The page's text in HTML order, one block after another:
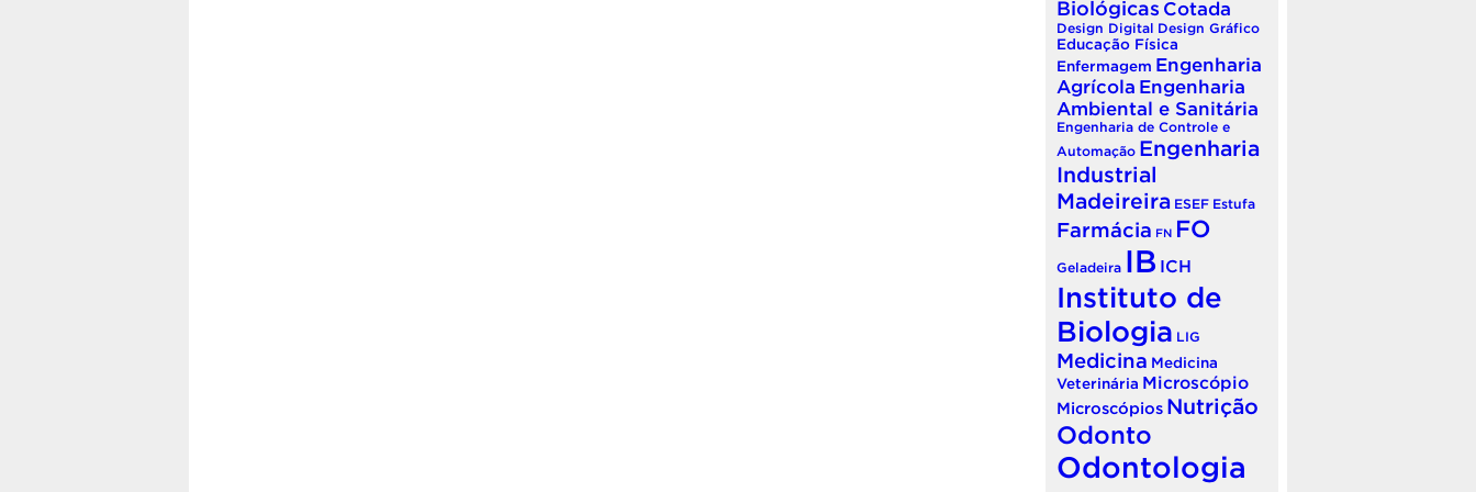
Biológicas Cotada
Design Digital Design Gráfico
Educação Física
Enfermagem Engenharia
Agrícola Engenharia
Ambiental e Sanitária
Engenharia de Controle e
Automação Engenharia
Industrial
Madeireira ESEF Estufa
Farmácia FN FO
Geladeira IB ICH
Instituto de
Biologia LIG
Medicina Medicina
Veterinária Microscópio
Microscópios Nutrição
Odonto
Odontologia